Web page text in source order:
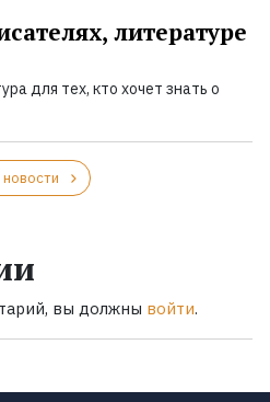
литературе
для тех, кто хочет знать о
вы должны войти.